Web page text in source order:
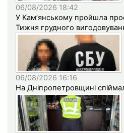
06/08/2026 18:42
У Кам’янському пройшла
Тижня грудного
06/08/2026 16:16
На Дніпропетровщині